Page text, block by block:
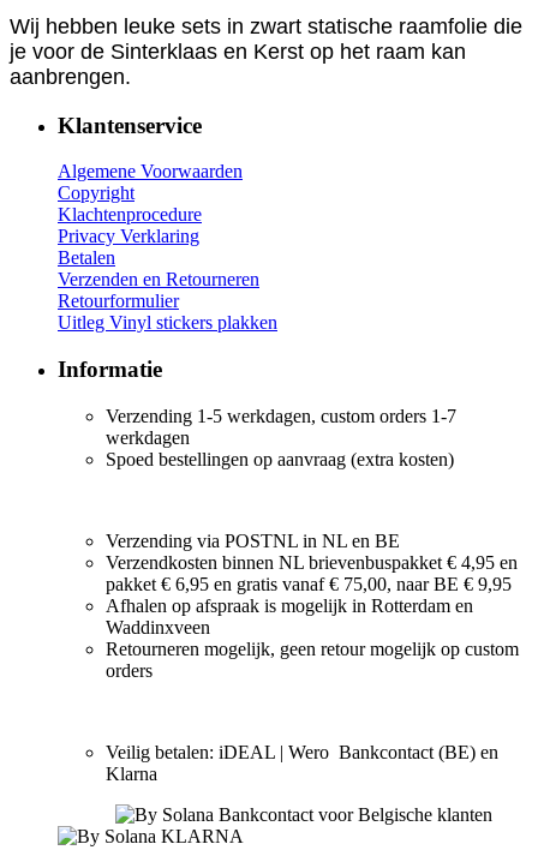
Wij hebben leuke sets in zwart statische raamfolie die
je voor de Sinterklaas en Kerst op het raam kan
aanbrengen.
Klantenservice
Algemene Voorwaarden
Copyright
Klachtenprocedure
Privacy Verklaring
Betalen
Verzenden en Retourneren
Retourformulier
Uitleg Vinyl stickers plakken
Informatie
Verzending 1-5 werkdagen, custom orders 1-7
werkdagen
Spoed bestellingen op aanvraag (extra kosten)
Verzending via POSTNL in NL en BE
Verzendkosten binnen NL brievenbuspakket € 4,95 en
pakket € 6,95 en gratis vanaf € 75,00, naar BE € 9,95
Afhalen op afspraak is mogelijk in Rotterdam en
Waddinxveen
Retourneren mogelijk, geen retour mogelijk op custom
orders
Veilig betalen: iDEAL | Wero Bankcontact (BE) en
Klarna